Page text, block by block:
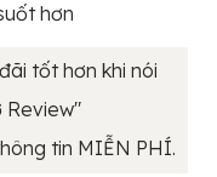
hơn
tốt hơn khi nói
Review"
tin MIỄN PHÍ.